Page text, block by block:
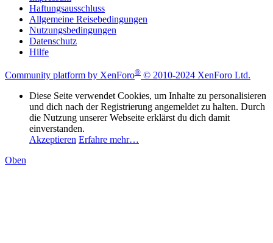
Haftungsausschluss
Allgemeine Reisebedingungen
Nutzungsbedingungen
Datenschutz
Hilfe
Community platform by XenForo® © 2010-2024 XenForo Ltd.
Diese Seite verwendet Cookies, um Inhalte zu personalisieren
und dich nach der Registrierung angemeldet zu halten. Durch
die Nutzung unserer Webseite erklärst du dich damit
einverstanden.
Akzeptieren Erfahre mehr…
Oben